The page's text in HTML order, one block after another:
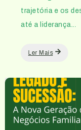
trajetória e os
até a liderança...
Ler Mais